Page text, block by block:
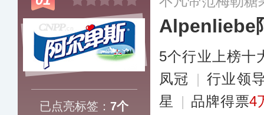
已点亮标签： 7个
Alpenliebe
5个行业上榜十
凤冠 | 行业领
星
| 品牌得票4